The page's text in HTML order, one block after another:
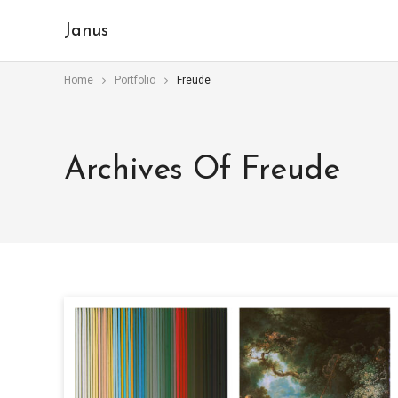
Janus
Home Portfolio Freude
Archives Of Freude